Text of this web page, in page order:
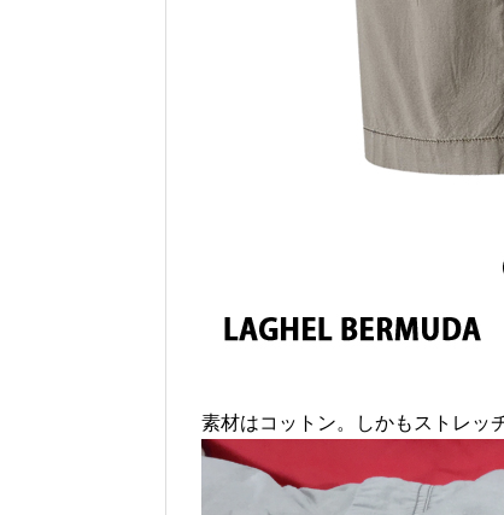
素材はコットン。しかもストレッ